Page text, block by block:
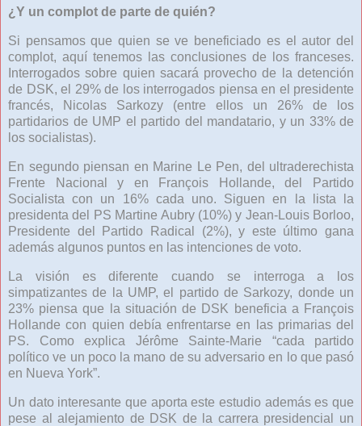
¿Y un complot de parte de quién?
Si pensamos que quien se ve beneficiado es el autor del
complot, aquí tenemos las conclusiones de los franceses.
Interrogados sobre quien sacará provecho de la detención
de DSK, el 29% de los interrogados piensa en el presidente
francés, Nicolas Sarkozy (entre ellos un 26% de los
partidarios de UMP el partido del mandatario, y un 33% de
los socialistas).
En segundo piensan en Marine Le Pen, del ultraderechista
Frente Nacional y en François Hollande, del Partido
Socialista con un 16% cada uno. Siguen en la lista la
presidenta del PS Martine Aubry (10%) y Jean-Louis Borloo,
Presidente del Partido Radical (2%), y este último gana
además algunos puntos en las intenciones de voto.
La visión es diferente cuando se interroga a los
simpatizantes de la UMP, el partido de Sarkozy, donde un
23% piensa que la situación de DSK beneficia a François
Hollande con quien debía enfrentarse en las primarias del
PS. Como explica Jérôme Sainte-Marie “cada partido
político ve un poco la mano de su adversario en lo que pasó
en Nueva York”.
Un dato interesante que aporta este estudio además es que
pese al alejamiento de DSK de la carrera presidencial un